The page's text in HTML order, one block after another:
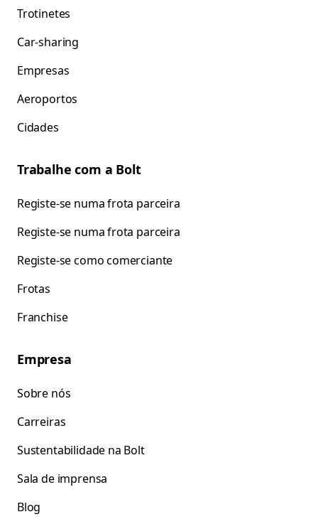
Trotinetes
Car-sharing
Empresas
Aeroportos
Cidades
Trabalhe com a Bolt
Registe-se numa frota parceira
Registe-se numa frota parceira
Registe-se como comerciante
Frotas
Franchise
Empresa
Sobre nós
Carreiras
Sustentabilidade na Bolt
Sala de imprensa
Blog